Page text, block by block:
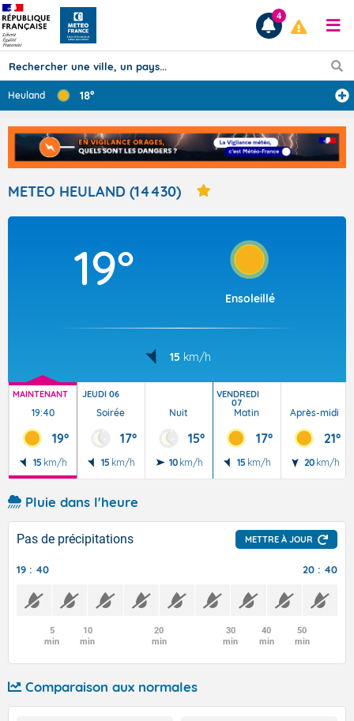
Prévisions
TOUS LES RÉSULTATS
Articles
4
Heuland 18°
METEO HEULAND (14430)
19°
Ensoleillé
15 km/h
MAINTENANT
19:40
19°
15 km/h
JEUDI 06
Soirée
17°
15 km/h
Nuit
15°
10 km/h
VENDREDI
07
Matin
17°
15 km/h
Après-midi
21°
20 km/h
Pluie dans l'heure
Pas de précipitations METTRE À JOUR
19 : 40 20 : 40
5
min
10
min
20
min
30
min
40
min
50
min
Comparaison aux normales